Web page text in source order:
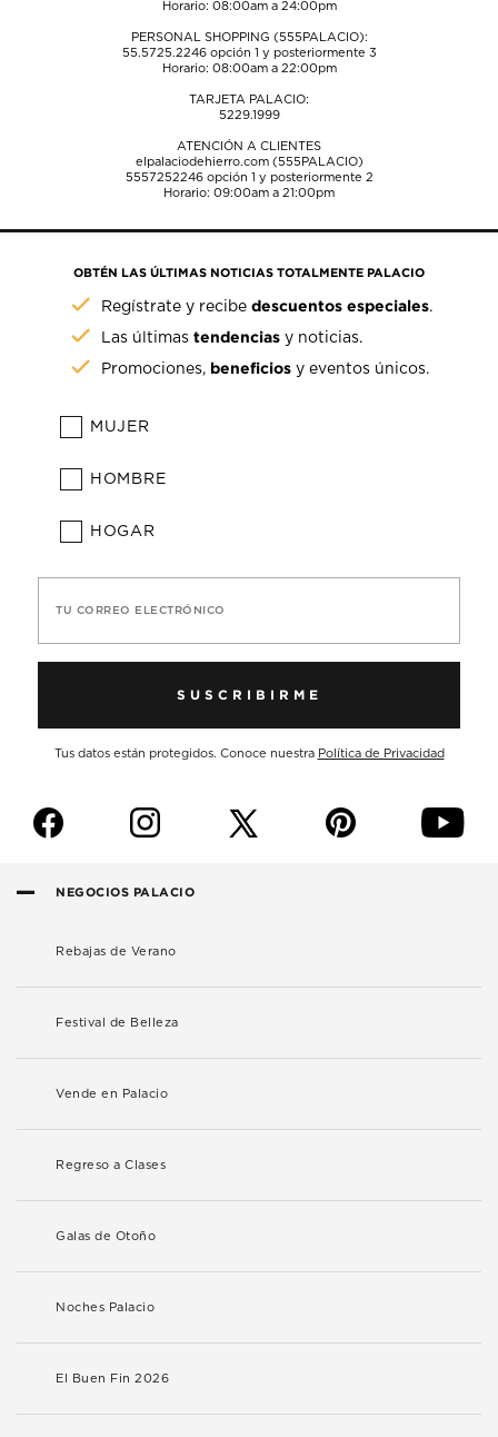
Horario: 08:00am a 24:00pm
PERSONAL SHOPPING (555PALACIO):
55.5725.2246opción 1 y posteriormente 3
Horario: 08:00am a 22:00pm
TARJETA PALACIO:
5229.1999
ATENCIÓN A CLIENTES
elpalaciodehierro.com (555PALACIO)
5557252246opción 1 y posteriormente 2
Horario: 09:00am a 21:00pm
OBTÉN LAS ÚLTIMAS NOTICIAS TOTALMENTE PALACIO
Regístrate y recibedescuentos especiales.
Las últimastendencias y noticias.
Promociones, beneficios y eventos únicos.
MUJER
HOMBRE
HOGAR
TU CORREO ELECTRÓNICO
SUSCRIBIRME
Tus datos están protegidos. Conoce nuestra Política de Privacidad
f i p y
NEGOCIOS PALACIO
Rebajas de Verano
Festival de Belleza
Vende en Palacio
Regreso a Clases
Galas de Otoño
Noches Palacio
El Buen Fin 2026